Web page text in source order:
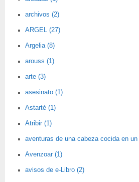
archivos (2)
ARGEL (27)
Argelia (8)
arouss (1)
arte (3)
asesinato (1)
Astarté (1)
Atribir (1)
aventuras de una cabeza cocida en un
Avenzoar (1)
avisos de e-Libro (2)